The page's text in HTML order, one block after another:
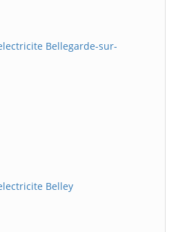
Bellegarde-sur-
Belley